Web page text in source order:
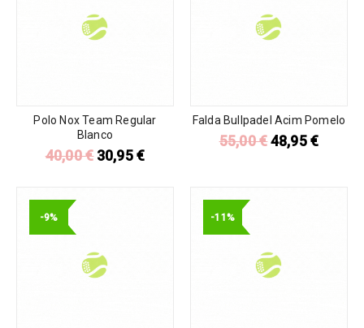
Polo Nox Team Regular
Blanco
40,00€ 30,95€
Falda Bullpadel Acim Pomelo
55,00€48,95€
-9% -11%